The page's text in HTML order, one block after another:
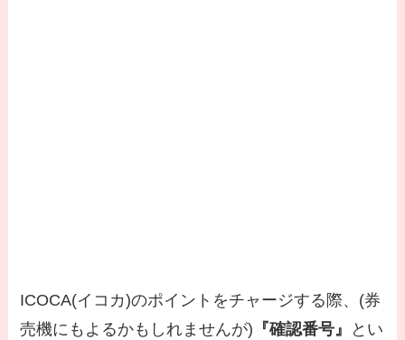
ICOCA(イコカ)のポイントをチャージする際、(券
売機にもよるかもしれませんが) 『確認番号』
とい